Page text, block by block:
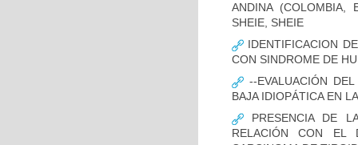
ANDINA (COLOMBIA,
SHEIE, SHEIE
IDENTIFICACION
CON SINDROME DE
--EVALUACIÓN
BAJA IDIOPÁTICA EN
PRESENCIA DE
RELACIÓN CON EL